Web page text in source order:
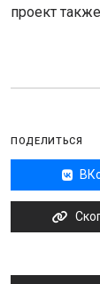
проект
ПОДЕЛИТЬСЯ